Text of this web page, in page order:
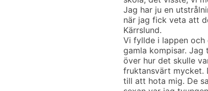
Jag har ju en
när jag fick veta att
Kärrslund.
Vi fyllde i lappen och
gamla kompisar.
över hur det skulle
fruktansvärt mycket.
till att hota mig. De